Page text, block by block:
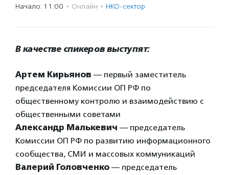
Начало: 11:00 · Онлайн · НКО-сектор
В качестве спикеров выступят:
Артем Кирьянов — первый заместитель
председателя Комиссии ОП РФ по
общественному контролю и взаимодействию с
общественными советами
Александр Малькевич — председатель
Комиссии ОП РФ по развитию информационного
сообщества, СМИ и массовых коммуникаций
Валерий Головченко — председатель